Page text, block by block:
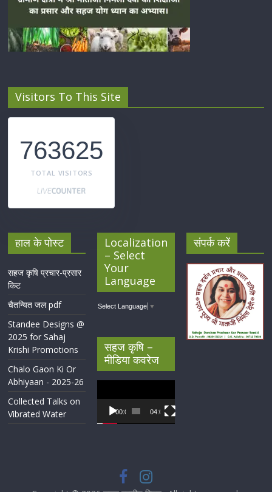
Visitors To This Site
763625
TOTAL VISITORS
हाल के पोस्ट
सहज कृषि प्रचार-प्रसार
किट
चैतन्यित जल pdf
Standee Designs @
2025 for Sahaj
Krishi Promotions
Chalo Gaon Ki Or
Abhiyaan - 2025-26
Collected Talks on
Vibrated Water
Localization
– Select
Your
Language
Select Language ▼
सहज कृषि –
मीडिया कवरेज
Player
00:00 04:07
संपर्क करें